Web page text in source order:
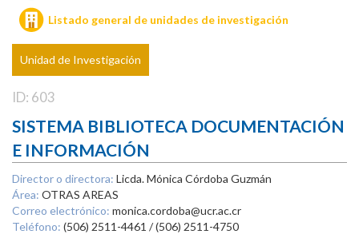
Listado general de unidades de investigación
Unidad de Investigación
ID: 603
SISTEMA BIBLIOTECA DOCUMENTACIÓN
E INFORMACIÓN
Director o directora: Licda. Mónica Córdoba Guzmán
Área: OTRAS AREAS
Correo electrónico: monica.cordoba@ucr.ac.cr
Teléfono: (506) 2511-4461 / (506) 2511-4750